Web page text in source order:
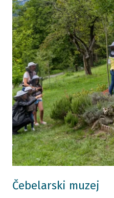
Čebelarski muzej